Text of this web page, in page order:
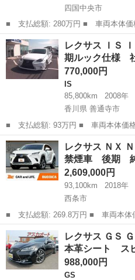
四国中央市
■ 支払総額: 280万円 ■ 車両本体価格： 2,550,000 円 ■ メーカー
名： レクサス ■ 車種名： ＬＳ
ｈ バージョンＣ Ｉパッケージ ■
数：...
愛媛 四国中央市 LS
レクサス ＩＳ
期ルック仕様
770,000円
IS
85,800km
2008年
香川県 善通寺市
■ 支払総額: 93万円 ■ 車両本体価格： 770,000 円 ■ メーカー
名： レクサス ■ 車種名： ＩＳ
バージョンＬ 後期ルック仕様 社
マフラー ■ 排...
香川 善通寺市
レクサス ＮＸ
禁煙車 後期
2,609,000円
93,100km
2018年
西条市
■ 支払総額: 269.8万円 ■ 車両本体価格： 2,609,000 円 ■ メーカ
ー名： レクサス ■ 車種名： Ｎ
ｈ バージョンＬ 禁煙車 後期 純
ラス ３...
愛媛 西条市 レクサス
レクサス ＧＳ
本革シート ス
988,000円
GS